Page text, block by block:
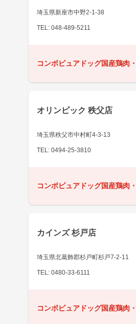
埼玉県新座市中野2-1-38
TEL: 048-489-5211
コンボピュアドッグ国産鶏肉
オリンピック 秩父店
埼玉県秩父市中村町4-3-13
TEL: 0494-25-3810
コンボピュアドッグ国産鶏肉
カインズ 杉戸店
埼玉県北葛飾郡杉戸町杉戸7-2-11
TEL: 0480-33-6111
コンボピュアドッグ国産鶏肉